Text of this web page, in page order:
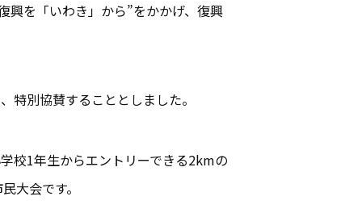
興を「いわき」から”をかかげ、復興
特別協賛することとしました。
校1年生からエントリーできる2kmの
大会です。